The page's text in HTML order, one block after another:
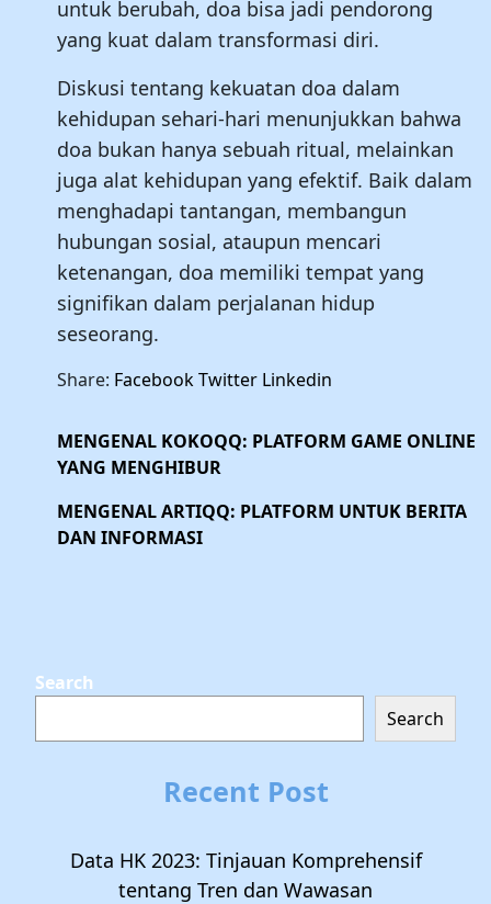
untuk berubah, doa bisa jadi pendorong
yang kuat dalam transformasi diri.
Diskusi tentang kekuatan doa dalam
kehidupan sehari-hari menunjukkan bahwa
doa bukan hanya sebuah ritual, melainkan
juga alat kehidupan yang efektif. Baik dalam
menghadapi tantangan, membangun
hubungan sosial, ataupun mencari
ketenangan, doa memiliki tempat yang
signifikan dalam perjalanan hidup
seseorang.
Share: FacebookTwitter Linkedin
MENGENAL KOKOQQ: PLATFORM GAME ONLINE
YANG MENGHIBUR
MENGENAL ARTIQQ: PLATFORM UNTUK BERITA
DAN INFORMASI
Search
Search
Recent Post
Data HK 2023: Tinjauan Komprehensif
tentang Tren dan Wawasan